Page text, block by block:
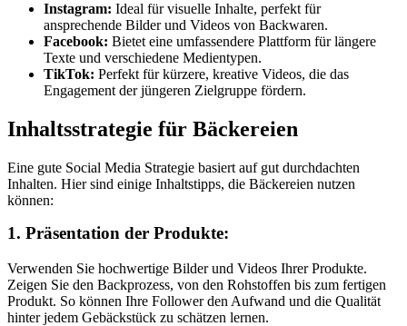
Instagram: Ideal für visuelle Inhalte, perfekt für
ansprechende Bilder und Videos von Backwaren.
Facebook: Bietet eine umfassendere Plattform für längere
Texte und verschiedene Medientypen.
TikTok: Perfekt für kürzere, kreative Videos, die das
Engagement der jüngeren Zielgruppe fördern.
Inhaltsstrategie für Bäckereien
Eine gute Social Media Strategie basiert auf gut durchdachten
Inhalten. Hier sind einige Inhaltstipps, die Bäckereien nutzen
können:
1. Präsentation der Produkte:
Verwenden Sie hochwertige Bilder und Videos Ihrer Produkte.
Zeigen Sie den Backprozess, von den Rohstoffen bis zum fertigen
Produkt. So können Ihre Follower den Aufwand und die Qualität
hinter jedem Gebäckstück zu schätzen lernen.